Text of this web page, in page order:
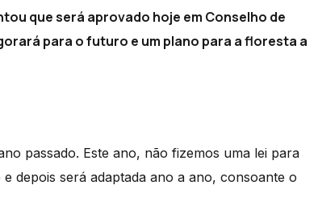
que será aprovado hoje em Conselho de
para o futuro e um plano para a floresta a
passado. Este ano, não fizemos uma lei para
depois será adaptada ano a ano, consoante o